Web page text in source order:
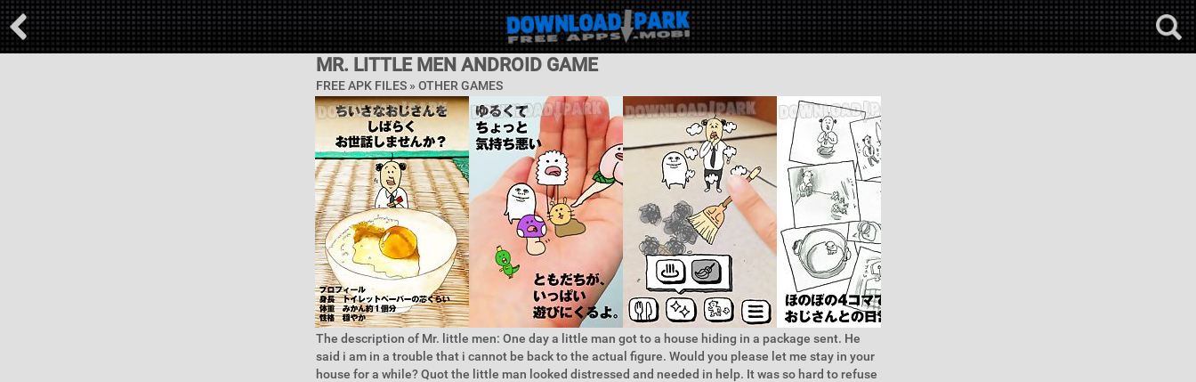
MR. LITTLE MEN ANDROID GAME
FREE APK FILES » OTHER GAMES
The description of Mr. little men: One day a little man got to a house hiding in a package sent. He
said i am in a trouble that i cannot be back to the actual figure. Would you please let me stay in your
house for a while? Quot the little man looked distressed and needed in help. It was so hard to refuse